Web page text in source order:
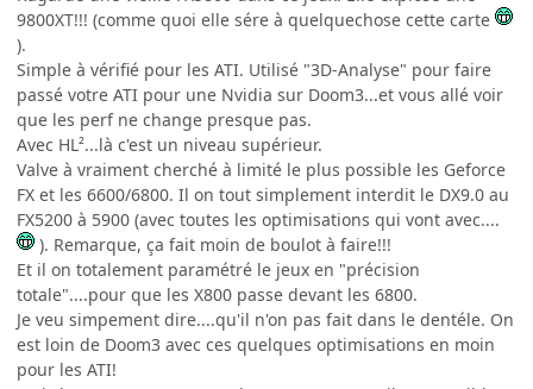
9800XT!!! (comme quoi elle sére à quelquechose cette carte
).
Simple à vérifié pour les ATI. Utilisé "3D-Analyse" pour faire
passé votre ATI pour une Nvidia sur Doom3...et vous allé voir
que les perf ne change presque pas.
Avec HL²...là c'est un niveau supérieur.
Valve à vraiment cherché à limité le plus possible les Geforce
FX et les 6600/6800. Il on tout simplement interdit le DX9.0 au
FX5200 à 5900 (avec toutes les optimisations qui vont avec....
). Remarque, ça fait moin de boulot à faire!!!
Et il on totalement paramétré le jeux en "précision
totale"....pour que les X800 passe devant les 6800.
Je veu simpement dire....qu'il n'on pas fait dans le dentéle. On
est loin de Doom3 avec ces quelques optimisations en moin
pour les ATI!